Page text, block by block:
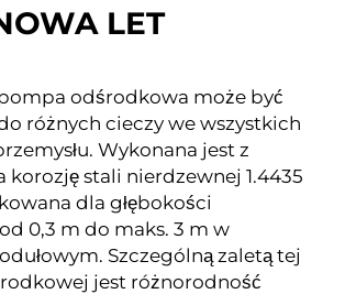
LET
odśrodkowa może być
różnych cieczy we wszystkich
Wykonana jest z
korozję stali nierdzewnej 1.4435
dla głębokości
0,3 m do maks. 3 m w
Szczególną zaletą tej
jest różnorodność